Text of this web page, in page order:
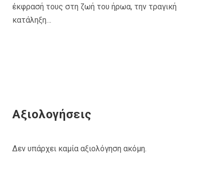
έκφρασή τους στη ζωή του ήρωα, την τραγική
κατάληξη…
Αξιολογήσεις
Δεν υπάρχει καμία αξιολόγηση ακόμη.